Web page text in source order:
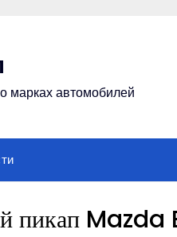
марках автомобилей
пикап Mazda